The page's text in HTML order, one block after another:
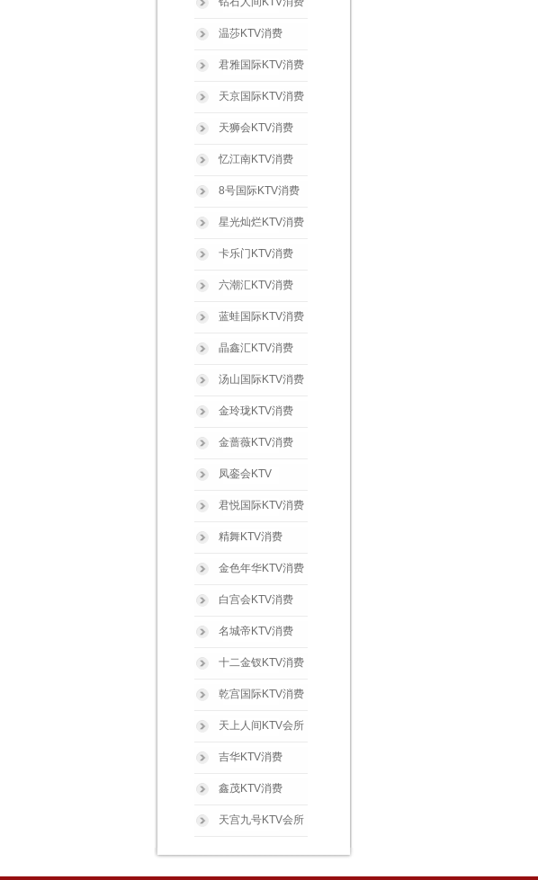
温莎KTV消费
君雅国际KTV消费
天京国际KTV消费
天狮会KTV消费
忆江南KTV消费
8号国际KTV消费
星光灿烂KTV消费
卡乐门KTV消费
六潮汇KTV消费
蓝蛙国际KTV消费
晶鑫汇KTV消费
汤山国际KTV消费
金玲珑KTV消费
金蔷薇KTV消费
凤銮会KTV
君悦国际KTV消费
精舞KTV消费
金色年华KTV消费
白宫会KTV消费
名城帝KTV消费
十二金钗KTV消费
乾宫国际KTV消费
天上人间KTV会所
吉华KTV消费
鑫茂KTV消费
天宫九号KTV会所